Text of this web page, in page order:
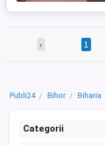
‹ 1
Publi24 Bihor Biharia
Categorii